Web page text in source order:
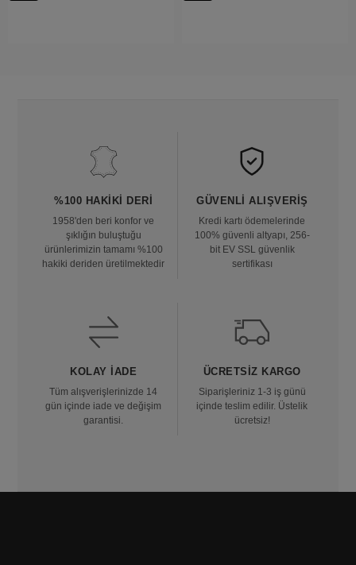
%100 HAKIKI DERI
1958'den beri konfor ve
şıklığın buluştuğu
ürünlerimizin tamamı %100
hakiki deriden üretilmektedir
GÜVENLI ALIŞVERIŞ
Kredi kartı ödemelerinde
100% güvenli altyapı, 256-
bit EV SSL güvenlik
sertifikası
KOLAY İADE
Tüm alışverişlerinizde 14
gün içinde iade ve değişim
garantisi.
ÜCRETSIZ KARGO
Siparişleriniz 1-3 iş günü
içinde teslim edilir. Üstelik
ücretsiz!